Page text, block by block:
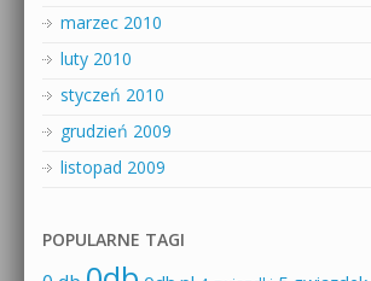
marzec 2010
luty 2010
styczeń 2010
grudzień 2009
listopad 2009
POPULARNE TAGI